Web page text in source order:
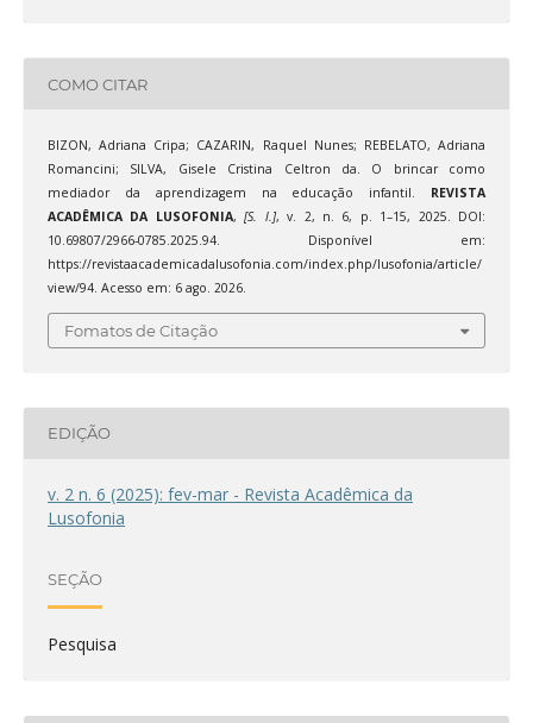
COMO CITAR
BIZON, Adriana Cripa; CAZARIN, Raquel Nunes; REBELATO, Adriana
Romancini; SILVA, Gisele Cristina Celtron da. O brincar como
mediador da aprendizagem na educação infantil. REVISTA
ACADÊMICA DA LUSOFONIA,[S. l.], v. 2, n. 6, p. 1–15, 2025. DOI:
10.69807/2966-0785.2025.94. Disponível em:
https://revistaacademicadalusofonia.com/index.php/lusofonia/article/
view/94. Acesso em: 6 ago. 2026.
Fomatos de Citação
EDIÇÃO
v. 2 n. 6 (2025): fev-mar - Revista Acadêmica da
Lusofonia
SEÇÃO
Pesquisa